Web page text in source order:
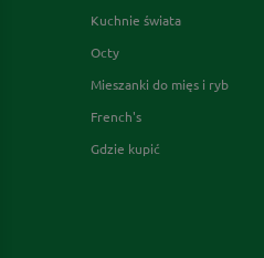
Kuchnie świata
Octy
Mieszanki do mięs i ryb
French's
Gdzie kupić